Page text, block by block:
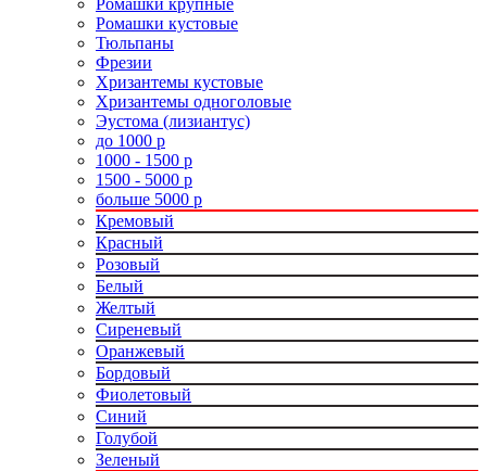
Ромашки крупные
Ромашки кустовые
Тюльпаны
Фрезии
Хризантемы кустовые
Хризантемы одноголовые
Эустома (лизиантус)
до 1000 р
1000 - 1500 р
1500 - 5000 р
больше 5000 р
Кремовый
Красный
Розовый
Белый
Желтый
Сиреневый
Оранжевый
Бордовый
Фиолетовый
Синий
Голубой
Зеленый